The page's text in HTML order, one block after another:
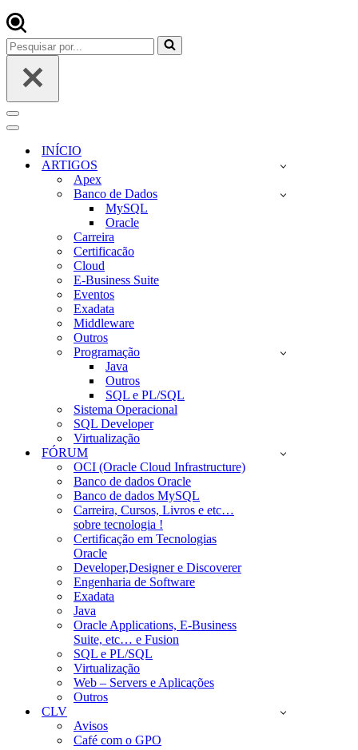
Pesquisar
por...
Menu
de
navegação
Menu
navegaçãoINÍCIO
ARTIGOS
Apex
Banco de Dados
MySQL
Oracle
Carreira
Certificacão
Cloud
E-Business Suite
Eventos
Exadata
Middleware
Outros
Programação
Java
Outros
SQL e PL/SQL
Sistema Operacional
SQL Developer
Virtualização
FÓRUM
OCI (Oracle Cloud Infrastructure)
Banco de dados Oracle
Banco de dados MySQL
Carreira, Cursos, Livros e etc…
sobre tecnologia !
Certificação em Tecnologias
Oracle
Developer,Designer e Discoverer
Engenharia de Software
Exadata
Java
Oracle Applications, E-Business
Suite, etc… e Fusion
SQL e PL/SQL
Virtualização
Web – Servers e Aplicações
Outros
CLV
Avisos
Café com o GPO